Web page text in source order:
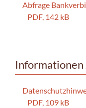
Abfrage
PDF, 142 kB
Informationen
PDF, 109 kB